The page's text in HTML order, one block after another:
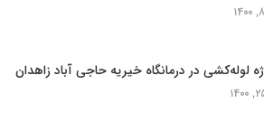
لوله‌کشی در درمانگاه خیریه حاجی آباد زاهدان